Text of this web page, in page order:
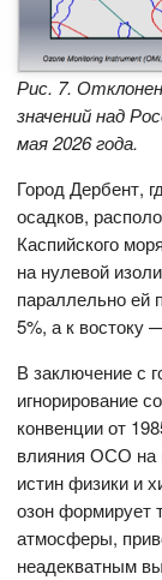
Рис. 7.
значений над
мая 2026 года.
Город Дербент,
осадков,
Каспийского
на нулевой
параллельно ей
5%, а к востоку
В заключение с
игнорирование
конвенции от
влияния ОСО на
истин физики и
озон формирует
атмосферы,
неадекватным